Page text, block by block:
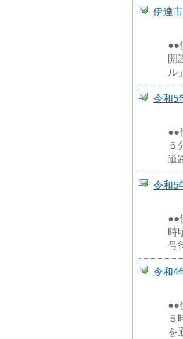
伊達
●●
開
ル
令和5
●●
５
道
令和5
●●
時
号
令和4
●●
５
を